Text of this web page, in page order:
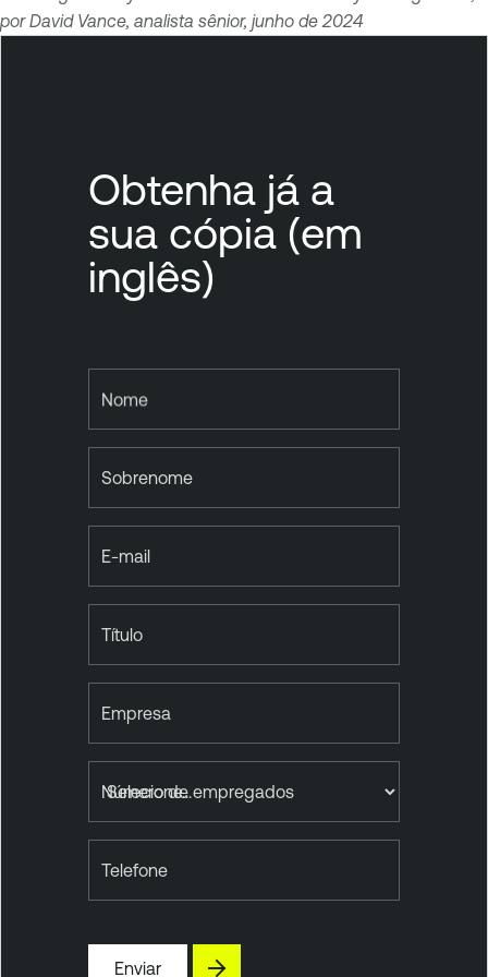
por David Vance, analista sênior, junho de 2024
Obtenha já a
sua cópia (em
inglês)
Nome
Sobrenome
E-mail
Título
Empresa
Número de empregados
Telefone
Enviar